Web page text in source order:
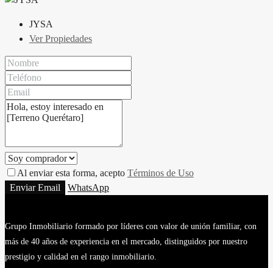
JYSA
Ver Propiedades
Al enviar esta forma, acepto Términos de Uso
Enviar Email
WhatsApp
Grupo Inmobiliario formado por líderes con valor de unión familiar, con
más de 40 años de experiencia en el mercado, distinguidos por nuestro
prestigio y calidad en el rango inmobiliario.